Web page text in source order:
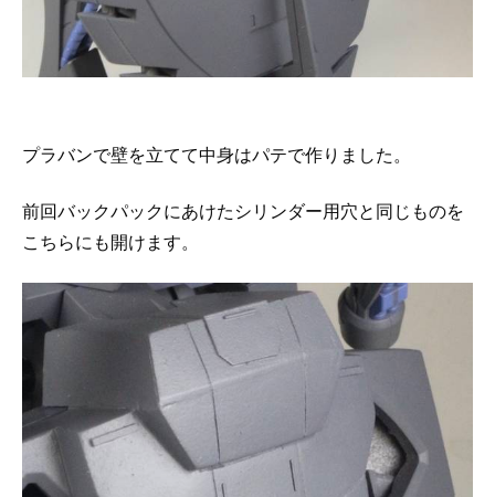
プラバンで壁を立てて中身はパテで作りました。
前回バックパックにあけたシリンダー用穴と同じものを
こちらにも開けます。